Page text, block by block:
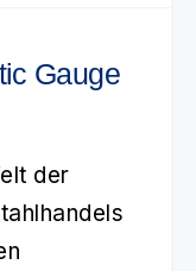
Gauge
der